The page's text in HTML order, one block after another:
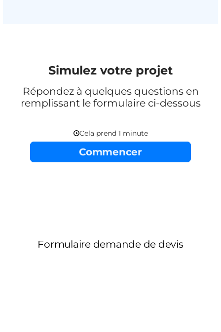
Simulez votre projet
Répondez à quelques questions en
remplissant le formulaire ci-dessous